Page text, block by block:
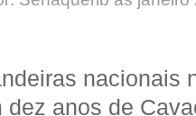
nacionais
dez anos de